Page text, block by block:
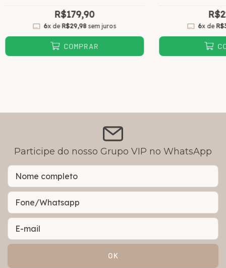
R$179,90
6x de R$29,98sem juros
COMPRAR
6x de
Participe do nosso Grupo VIP no WhatsApp